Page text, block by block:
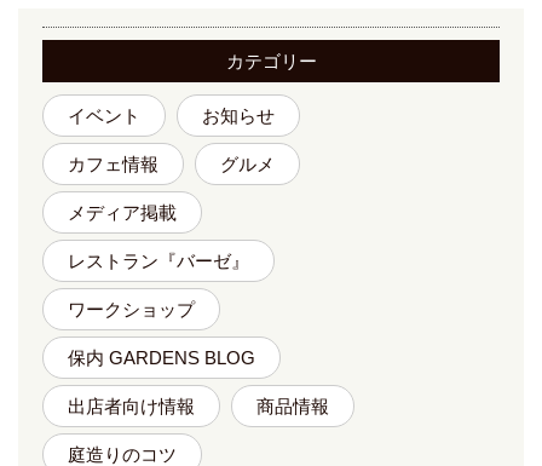
カテゴリー
イベント お知らせ
カフェ情報 グルメ
メディア掲載
レストラン『バーゼ』
ワークショップ
保内 GARDENS BLOG
出店者向け情報 商品情報
庭造りのコツ